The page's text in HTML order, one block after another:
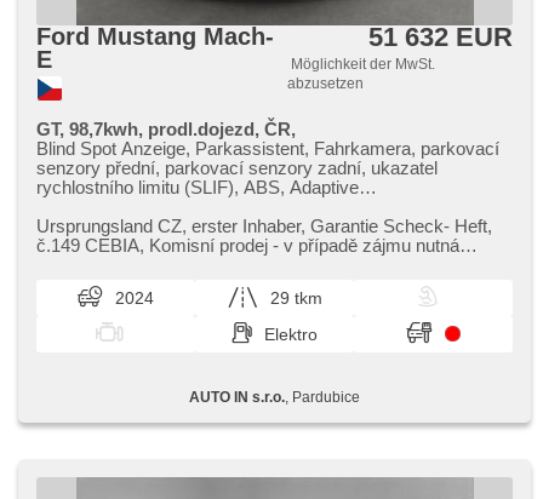
Ford Mustang Mach-
E
51 632 EUR
Möglichkeit der MwSt.
abzusetzen
GT, 98,7kwh, prodl.dojezd, ČR,
Blind Spot Anzeige, Parkassistent, Fahrkamera, parkovací
senzory přední, parkovací senzory zadní, ukazatel
rychlostního limitu (SLIF), ABS, Adaptive
dálkových světel, Elektronisches Stabilitätsprogramm
(ESP), Reifendrucksensor, Alarmanlage,
Android Auto, Apple CarPlay, Bluetooth, Navigation, USB,
asistent rozjezdu do kopce (HSA), Servolenkung,
Beifahrerairbagdeaktivierung, isofix, digitální přístrojový štít,
Multifunktionslenkrad, Lenkrad einstellbar, Bordcomputer,
beheizte Spiegel, zatmavená zadní skla,
Scheibenwischersensor, beheizte Frontscheibe, LED
Ermüdung des Fahrers
Ursprungsland CZ,​ erster Inhaber,​ Garantie Scheck​- Heft,​
č.149 CEBIA,​ Komisní prodej ​- v případě zájmu nutná
2024
29 tkm
Elektro
AUTO IN s.r.o. , Pardubice